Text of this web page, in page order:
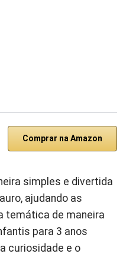
Comprar na Amazon
simples e divertida
ajudando as
temática de maneira
para 3 anos
curiosidade e o